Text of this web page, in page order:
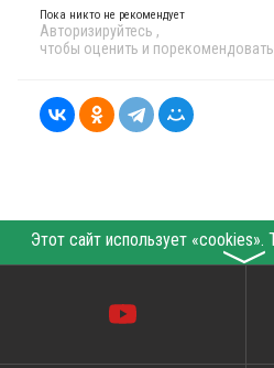
Пока никто не рекомендует
Авторизируйтесь ,
чтобы оценить и порекомендовать
〉